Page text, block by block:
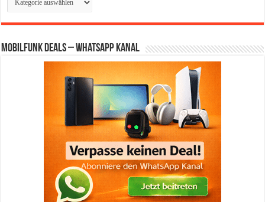
Mobilfunk Deals – WhatsApp Kanal